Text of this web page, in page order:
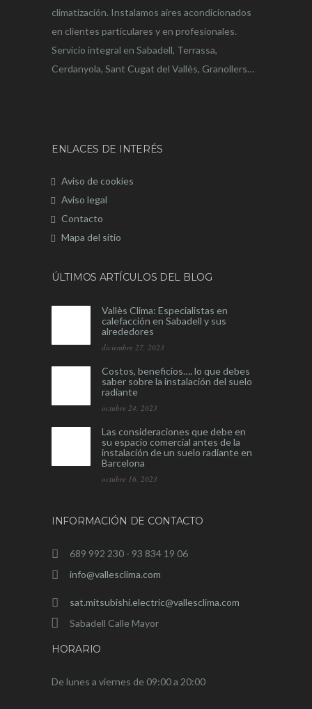
climatización. Instalamos aires acondicionados
en clientes particulares y en profesionales.
Servicio integral en Sabadell, Terrassa,
Cerdanyola, Sant Cugat del Vallès, Granollers…
ENLACES DE INTERÉS
Aviso de cookies
Aviso legal
Contacto
Mapa del sitio
ÚLTIMOS ARTÍCULOS DEL BLOG
Vallès Clima: Especialistas en
calefacción en Sabadell y sus
alrededores
diciembre 27, 2023
Costos, beneficios…. lo que debes
saber sobre la instalación del suelo
radiante
octubre 24, 2023
Las consideraciones que debe en
su espacio comercial antes de la
instalación de un suelo radiante en
Barcelona
octubre 16, 2023
INFORMACIÓN DE CONTACTO
689 992 230 - 93 834 19 06
info@vallesclima.com
sat.mitsubishi.electric@vallesclima.com
Sabadell Calle Mayor
HORARIO
De lunes a viernes de 09:00 a 20:00